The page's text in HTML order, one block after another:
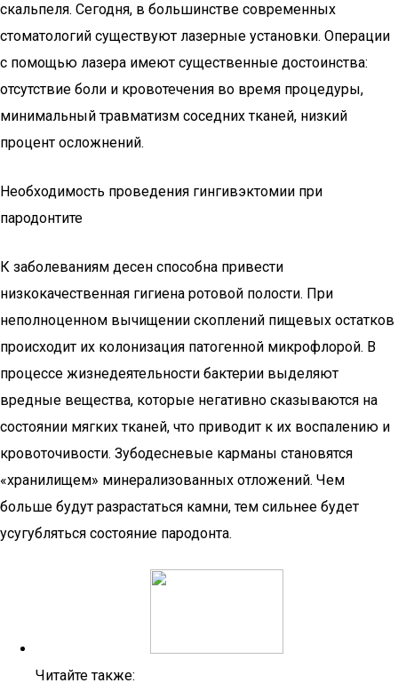
скальпеля. Сегодня, в большинстве современных
стоматологий существуют лазерные установки. Операции
с помощью лазера имеют существенные достоинства:
отсутствие боли и кровотечения во время процедуры,
минимальный травматизм соседних тканей, низкий
процент осложнений.
Необходимость проведения гингивэктомии при
пародонтите
К заболеваниям десен способна привести
низкокачественная гигиена ротовой полости. При
неполноценном вычищении скоплений пищевых остатков
происходит их колонизация патогенной микрофлорой. В
процессе жизнедеятельности бактерии выделяют
вредные вещества, которые негативно сказываются на
состоянии мягких тканей, что приводит к их воспалению и
кровоточивости. Зубодесневые карманы становятся
«хранилищем» минерализованных отложений. Чем
больше будут разрастаться камни, тем сильнее будет
усугубляться состояние пародонта.
Читайте также: